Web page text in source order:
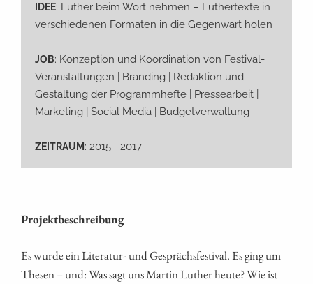
IDEE: Luther beim Wort neh­men – Luther­tex­te in
ver­schie­de­nen For­ma­ten in die Gegen­wart holen
JOB: Kon­zep­ti­on und Koor­di­na­ti­on von Fes­ti­val-
Ver­an­stal­tun­gen | Bran­ding | Redak­ti­on und
Gestal­tung der Pro­gramm­hef­te | Pres­se­ar­beit |
Mar­ke­ting | Social Media | Budgetverwaltung
ZEITRAUM : 2015 – 2017
Pro­jekt­be­schrei­bung
Es wur­de ein Lite­ra­tur- und Gesprächs­fes­ti­val. Es ging um
The­sen – und: Was sagt uns Mar­tin Luther heu­te? Wie ist